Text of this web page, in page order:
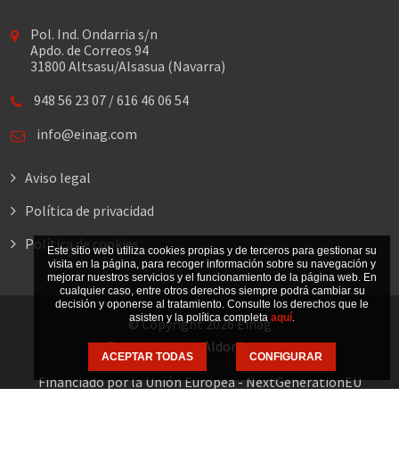
Pol. Ind. Ondarria s/n
Apdo. de Correos 94
31800 Altsasu/Alsasua (Navarra)
948 56 23 07 /616 46 06 54
info@einag.com
Aviso legal
Política de privacidad
Política de cookies
© Copyright 2026 Einag
Desarrollo webAldor Internet
Financiado por la Unión Europea - NextGenerationEU
Este sitio web utiliza cookies propias y de terceros para gestionar su
visita en la página, para recoger información sobre su navegación y
mejorar nuestros servicios y el funcionamiento de la página web. En
cualquier caso, entre otros derechos siempre podrá cambiar su
decisión y oponerse al tratamiento. Consulte los derechos que le
asisten y la política completa aquí.
ACEPTAR TODAS CONFIGURAR